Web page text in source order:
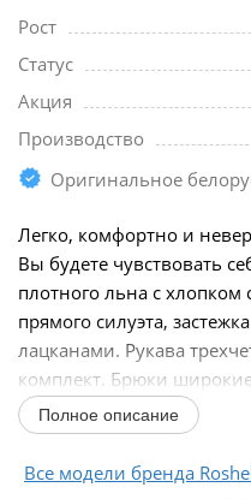
Рост
Статус
Акция
Производство
Оригинальное
Легко, комфортно и
Вы будете чувствовать
плотного льна с хлопком
прямого силуэта,
лацканами. Рукава
комплект. Брюки широкие,
Полное описание
Все модели бренда